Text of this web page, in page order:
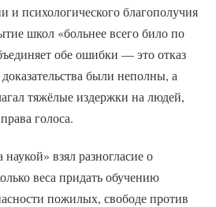
и психологического благополучия
школ «больнее всего било по
обе ошибки — это отказ
были неполны, а
тяжёлые издержки на людей,
голоса.
взял разногласие о
веса придать обучению
пожилых, свободе против